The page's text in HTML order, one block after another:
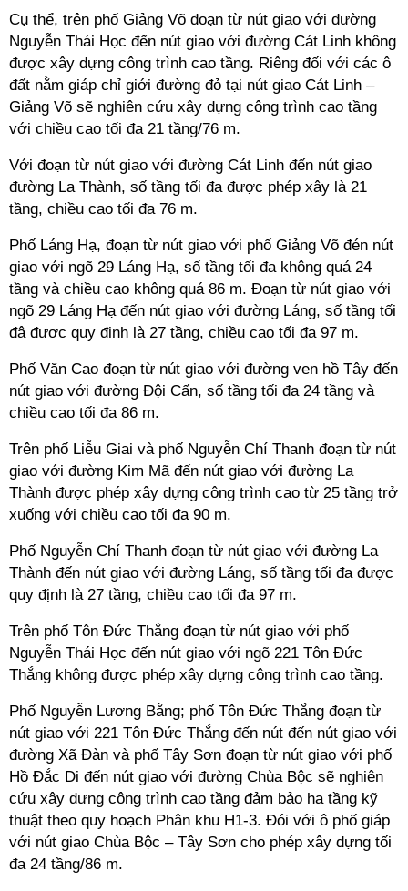
Cụ thể, trên phố Giảng Võ đoạn từ nút giao với đường
Nguyễn Thái Học đến nút giao với đường Cát Linh không
được xây dựng công trình cao tầng. Riêng đối với các ô
đất nằm giáp chỉ giới đường đỏ tại nút giao Cát Linh –
Giảng Võ sẽ nghiên cứu xây dựng công trình cao tầng
với chiều cao tối đa 21 tầng/76 m.
Với đoạn từ nút giao với đường Cát Linh đến nút giao
đường La Thành, số tầng tối đa được phép xây là 21
tầng, chiều cao tối đa 76 m.
Phố Láng Hạ, đoạn từ nút giao với phố Giảng Võ đén nút
giao với ngõ 29 Láng Hạ, số tầng tối đa không quá 24
tầng và chiều cao không quá 86 m. Đoạn từ nút giao với
ngõ 29 Láng Hạ đến nút giao với đường Láng, số tầng tối
đâ được quy định là 27 tầng, chiều cao tối đa 97 m.
Phố Văn Cao đoạn từ nút giao với đường ven hồ Tây đến
nút giao với đường Đội Cấn, số tầng tối đa 24 tầng và
chiều cao tối đa 86 m.
Trên phố Liễu Giai và phố Nguyễn Chí Thanh đoạn từ nút
giao với đường Kim Mã đến nút giao với đường La
Thành được phép xây dựng công trình cao từ 25 tầng trở
xuống với chiều cao tối đa 90 m.
Phố Nguyễn Chí Thanh đoạn từ nút giao với đường La
Thành đến nút giao với đường Láng, số tầng tối đa được
quy định là 27 tầng, chiều cao tối đa 97 m.
Trên phố Tôn Đức Thắng đoạn từ nút giao với phố
Nguyễn Thái Học đến nút giao với ngõ 221 Tôn Đức
Thắng không được phép xây dựng công trình cao tầng.
Phố Nguyễn Lương Bằng; phố Tôn Đức Thắng đoạn từ
nút giao với 221 Tôn Đức Thắng đến nút đến nút giao với
đường Xã Đàn và phố Tây Sơn đoạn từ nút giao với phố
Hồ Đắc Di đến nút giao với đường Chùa Bộc sẽ nghiên
cứu xây dựng công trình cao tầng đảm bảo hạ tầng kỹ
thuật theo quy hoạch Phân khu H1-3. Đói với ô phố giáp
với nút giao Chùa Bộc – Tây Sơn cho phép xây dựng tối
đa 24 tầng/86 m.